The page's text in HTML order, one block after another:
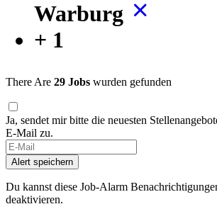
Warburg
+ 1
There Are 29 Jobs wurden gefunden
Ja, sendet mir bitte die neuesten
E-Mail zu.
Alert speichern
Du kannst diese Job-Alarm
deaktivieren.